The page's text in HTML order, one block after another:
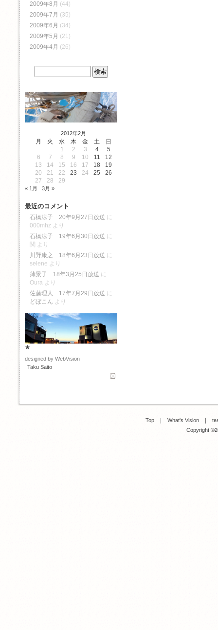
2009年8月 (44)
2009年7月 (35)
2009年6月 (34)
2009年5月 (21)
2009年4月 (26)
2012年2月
月 火 水 木 金 土
日
1
2 3 4
5
6
7 8 9 10 11
12
13
14 15 16 17 18
19
20
21 22 23 24 25
26
27
28 29
« 1月 3月 »
最近のコメント
石橋涼子 20年9月27日放送 に
000mhz より
石橋涼子 19年6月30日放送 に
関 より
川野康之 18年6月23日放送 に
selene より
薄景子 18年3月25日放送 に
Oura より
佐藤理人 17年7月29日放送 に
どぼこん より
★
designed by WebVision
Taku Saito
Top ｜ What's Vision ｜
Copyright